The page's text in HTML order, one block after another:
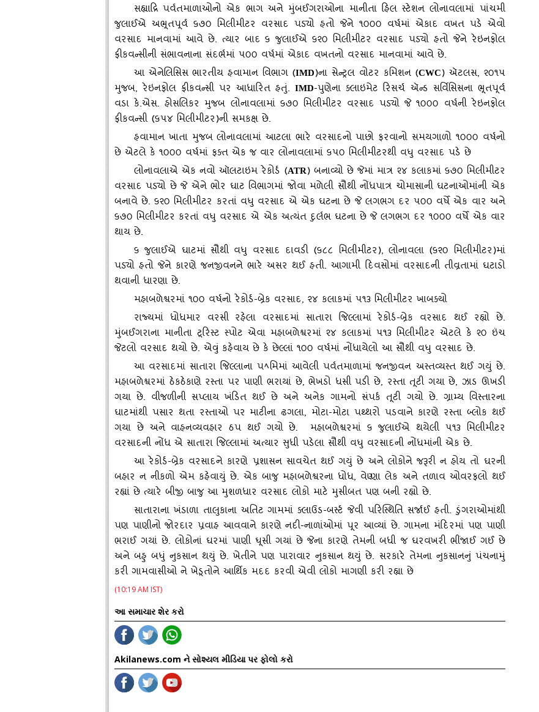
સહ્યાદ્રિ પર્વતમાળાઓનો એક ભાગ અને મુંબઈગરાઓના માનીતા હિલ સ્‍ટેશન લોનાવલામાં પાંચમી
જુલાઈએ અભૂતપૂર્વ ૬૭૦ મિલીમીટર વરસાદ પડ્‍યો હતો જેને ૧૦૦૦ વર્ષમાં એકાદ વખત પડે એવો
વરસાદ માનવામાં આવે છે. ત્‍યાર બાદ ૬ જુલાઈએ ૬૨૦ મિલીમીટર વરસાદ પડ્‍યો હતો જેને રેઇનફોલ
ફ્રીકવન્‍સીની સંભાવનાના સંદર્ભમાં ૫૦૦ વર્ષમાં એકાદ વખતનો વરસાદ માનવામાં આવે છે.
આ એનેલિસિસ ભારતીય હવામાન વિભાગ (IMD)ના સેન્‍ટ્રલ વોટર કમિશન (CWC) ઍટલસ, ૨૦૧૫
મુજબ, રેઇનફોલ ફ્રીકવન્‍સી પર આધારિત હતું.IMD-પુણેના ક્‍લાઇમેટ રિસર્ચ ઍન્‍ડ સર્વિસિસના ભૂતપૂર્વ
વડા કે.એસ. હોસલિકર મુજબ લોનાવલામાં ૬૭૦ મિલીમીટર વરસાદ પડ્‍યો જે ૧૦૦૦ વર્ષની રેઇનફોલ
ફ્રીકવન્‍સી (૬૫૪ મિલીમીટર)ની સમકક્ષ છે.
હવામાન ખાતા મુજબ લોનાવલામાં આટલા ભારે વરસાદનો પાછો ફરવાનો સમયગાળો ૧૦૦૦ વર્ષનો
છે એટલે કે ૧૦૦૦ વર્ષમાં ફક્‍ત એક જ વાર લોનાવલામાં ૬૫૦ મિલીમીટરથી વધુ વરસાદ પડે છે
લોનાવલાએ એક નવો ઑલટાઇમ રેકોર્ડ (ATR) બનાવ્‍યો છે જેમાં માત્ર ૨૪ કલાકમાં ૬૭૦ મિલીમીટર
વરસાદ પડ્‍યો છે જે એને ભોર ઘાટ વિભાગમાં જોવા મળેલી સૌથી નોંધપાત્ર ચોમાસાની ઘટનાઓમાંની એક
બનાવે છે. ૬૨૦ મિલીમીટર કરતાં વધુ વરસાદ એ એક ઘટના છે જે લગભગ દર ૫૦૦ વર્ષે એક વાર અને
૬૭૦ મિલીમીટર કરતાં વધુ વરસાદ એ એક અત્‍યંત દુર્લભ ઘટના છે જે લગભગ દર ૧૦૦૦ વર્ષે એક વાર
થાય છે.
૬ જુલાઈએ ઘાટમાં સૌથી વધુ વરસાદ દાવડી (૬૮૮ મિલીમીટર), લોનાવલા (૬૨૦ મિલીમીટર)માં
પડ્‍યો હતો જેને કારણે જનજીવનને ભારે અસર થઈ હતી. આગામી દિવસોમાં વરસાદની તીવ્રતામાં ઘટાડો
થવાની ધારણા છે.
મહાબળેશ્વરમાં ૧૦૦ વર્ષનો રેકોર્ડ-બ્રેક વરસાદ, ૨૪ કલાકમાં ૫૧૩ મિલીમીટર ખાબક્‍યો
રાજ્‍યમાં ધોધમાર વરસી રહેલા વરસાદમાં સાતારા જિલ્‍લામાં રેકોર્ડ-બ્રેક વરસાદ થઈ રહ્યો છે.
મુંબઈગરાના માનીતા ટૂરિસ્‍ટ સ્‍પોટ એવા મહાબળેશ્વરમાં ૨૪ કલાકમાં ૫૧૩ મિલીમીટર એટલે કે ૨૦ ઇંચ
જેટલો વરસાદ થયો છે. એવું કહેવાય છે કે છેલ્‍લાં ૧૦૦ વર્ષમાં નોંધાયેલો આ સૌથી વધુ વરસાદ છે.
આ વરસાદમાં સાતારા જિલ્‍લાના પﾍમિમાં આવેલી પર્વતમાળામાં જનજીવન અસ્‍તવ્‍યસ્‍ત થઈ ગયું છે.
મહાબળેશ્વરમાં ઠેકઠેકાણે રસ્‍તા પર પાણી ભરાયાં છે, ભેખડો ધસી પડી છે, રસ્‍તા તૂટી ગયા છે, ઝાડ ઊખડી
ગયા છે. વીજળીની સપ્‍લાય ખંડિત થઈ છે અને અનેક ગામનો સંપર્ક તૂટી ગયો છે. ગ્રામ્‍ય વિસ્‍તારના
ઘાટમાંથી પસાર થતા રસ્‍તાઓ પર માટીના ઢગલા, મોટા-મોટા પથ્‍થરો પડવાને કારણે રસ્‍તા બ્‍લોક થઈ
ગયા છે અને વાહનવ્‍યવહાર ઠપ થઈ ગયો છે. મહાબળેશ્વરમાં ૬ જુલાઈએ થયેલી ૫૧૩ મિલીમીટર
વરસાદની નોંધ એ સાતારા જિલ્‍લામાં અત્‍યાર સુધી પડેલા સૌથી વધુ વરસાદની નોંધમાંની એક છે.
આ રેકોર્ડ-બ્રેક વરસાદને કારણે પ્રશાસન સાવચેત થઈ ગયું છે અને લોકોને જરૂરી ન હોય તો ઘરની
બહાર ન નીકળો એમ કહેવાયું છે. એક બાજુ મહાબળેશ્વરના ધોધ, વેણ્‍ણા લેક અને તળાવ ઓવરફલો થઈ
રહ્યાં છે ત્‍યારે બીજી બાજુ આ મુશળધાર વરસાદ લોકો માટે મુસીબત પણ બની રહ્યો છે.
સાતારાના ખંડાળા તાલુકાના અતિટ ગામમાં ક્‍લાઉડ-બર્સ્‍ટ જેવી પરિસ્‍થિતિ સર્જાઈ હતી. ડુંગરાઓમાંથી
પણ પાણીનો જોરદાર પ્રવાહ આવવાને કારણે નદી-નાળાંઓમાં પૂર આવ્‍યાં છે. ગામના મંદિરમાં પણ પાણી
ભરાઈ ગયાં છે. લોકોનાં ઘરમાં પાણી ઘૂસી ગયાં છે જેના કારણે તેમની બધી જ ઘરવખરી ભીંજાઈ ગઈ છે
અને બહુ બધું નુકસાન થયું છે. ખેતીને પણ પારાવાર નુકસાન થયું છે. સરકારે તેમના નુકસાનનું પંચનામું
કરી ગામવાસીઓ ને ખેડૂતોને આર્થિક મદદ કરવી એવી લોકો માગણી કરી રહ્યા છે
(10:19 AM IST)
આ સમાચાર શેર કરો
Akilanews.com ને સોશ્યલ મીડિયા પર ફોલો કરો